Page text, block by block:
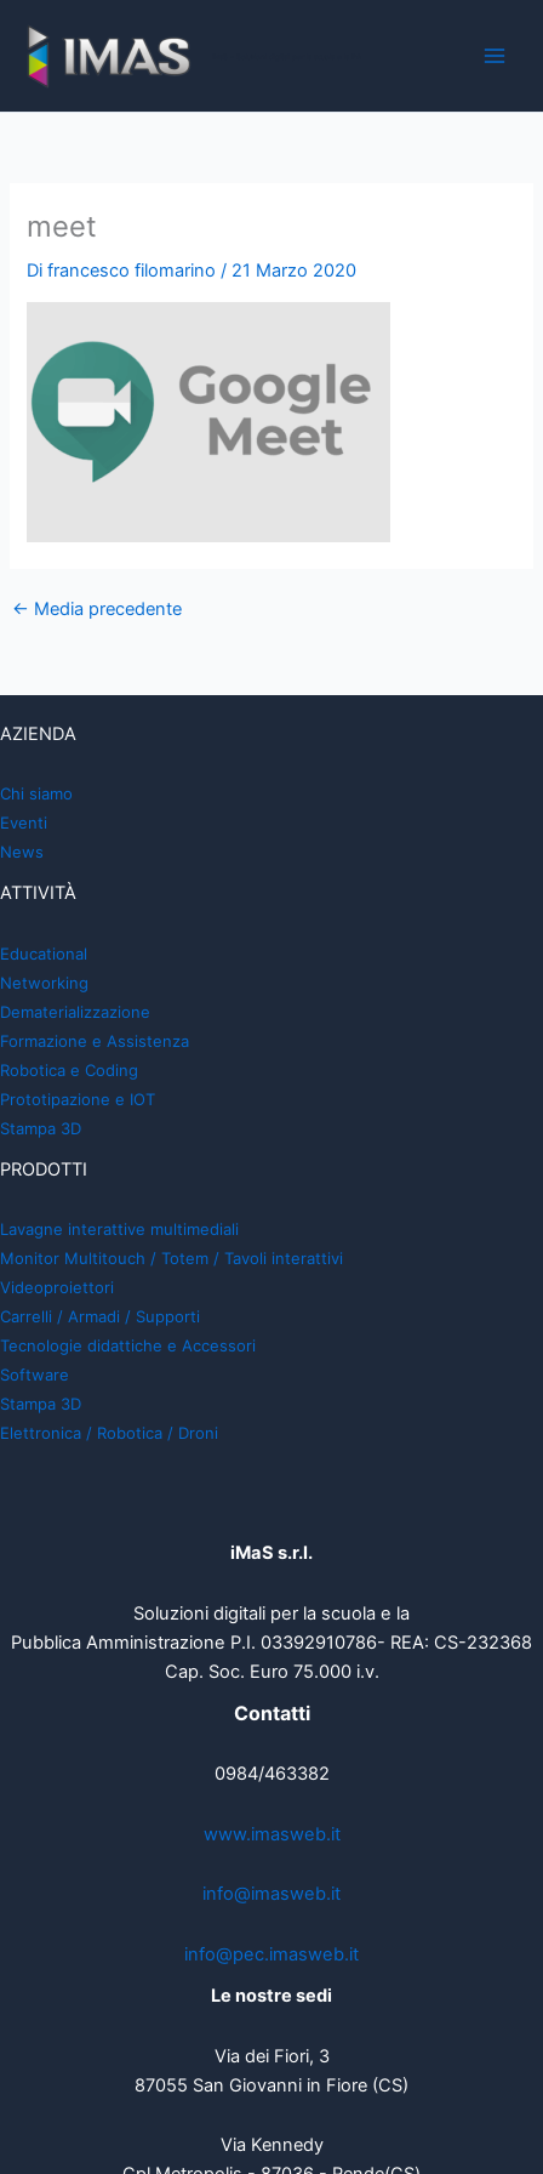
contenuto
meet
Difrancesco filomarino/ 21 Marzo 2020
← Media precedente
AZIENDA
Chi siamo
Eventi
News
ATTIVITÀ
Educational
Networking
Dematerializzazione
Formazione e Assistenza
Robotica e Coding
Prototipazione e IOT
Stampa 3D
PRODOTTI
Lavagne interattive multimediali
Monitor Multitouch / Totem / Tavoli interattivi
Videoproiettori
Carrelli / Armadi / Supporti
Tecnologie didattiche e Accessori
Software
Stampa 3D
Elettronica / Robotica / Droni
iMaS s.r.l.
Soluzioni digitali per la scuola e la
Pubblica Amministrazione P.I. 03392910786- REA: CS-232368
Cap. Soc. Euro 75.000 i.v.
Contatti
0984/463382
www.imasweb.it
info@imasweb.it
info@pec.imasweb.it
Le nostre sedi
Via dei Fiori, 3
87055 San Giovanni in Fiore (CS)
Via Kennedy